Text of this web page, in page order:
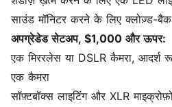
साउंड मॉनिटर करने के लिए क्लोज़्ड-
अपग्रेडेड सेटअप, $1,000 और ऊपर:
एक मिररलेस या DSLR कैमरा, आदर्श
एक कैमरा
सॉफ़्टबॉक्स लाइटिंग और XLR